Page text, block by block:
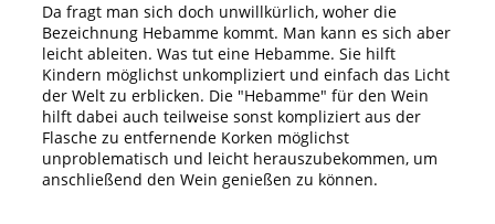
Da fragt man sich doch unwillkürlich, woher die
Bezeichnung Hebamme kommt. Man kann es sich aber
leicht ableiten. Was tut eine Hebamme. Sie hilft
Kindern möglichst unkompliziert und einfach das Licht
der Welt zu erblicken. Die "Hebamme" für den Wein
hilft dabei auch teilweise sonst kompliziert aus der
Flasche zu entfernende Korken möglichst
unproblematisch und leicht herauszubekommen, um
anschließend den Wein genießen zu können.